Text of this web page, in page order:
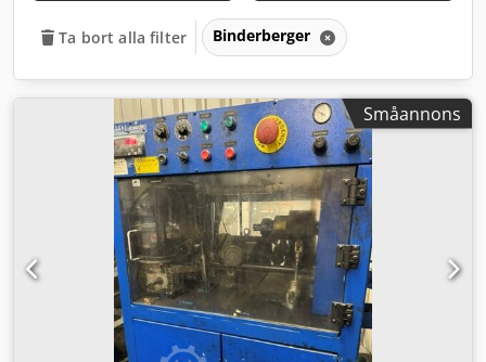
Ta bort alla filter Binderberger
Småannons